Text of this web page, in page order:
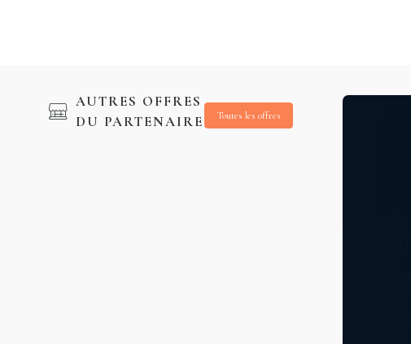
AUTRES OFFRES
DU PARTENAIRE
Toutes les offres